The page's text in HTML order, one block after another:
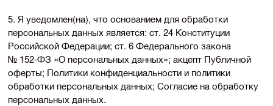
5. Я уведомлен(на), что основанием для обработки
персональных данных является: ст. 24 Конституции
Российской Федерации; ст. 6 Федерального закона
№ 152-ФЗ «О персональных данных»; акцепт Публичной
оферты; Политики конфиденциальности и политики
обработки персональных данных; Согласие на обработку
персональных данных.